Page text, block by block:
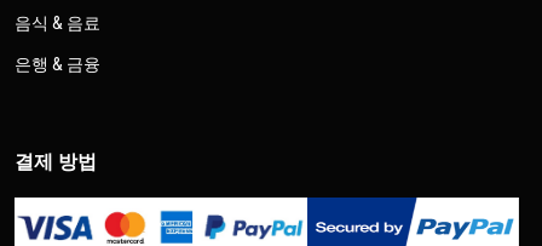
음식 & 음료
은행 & 금융
결제 방법